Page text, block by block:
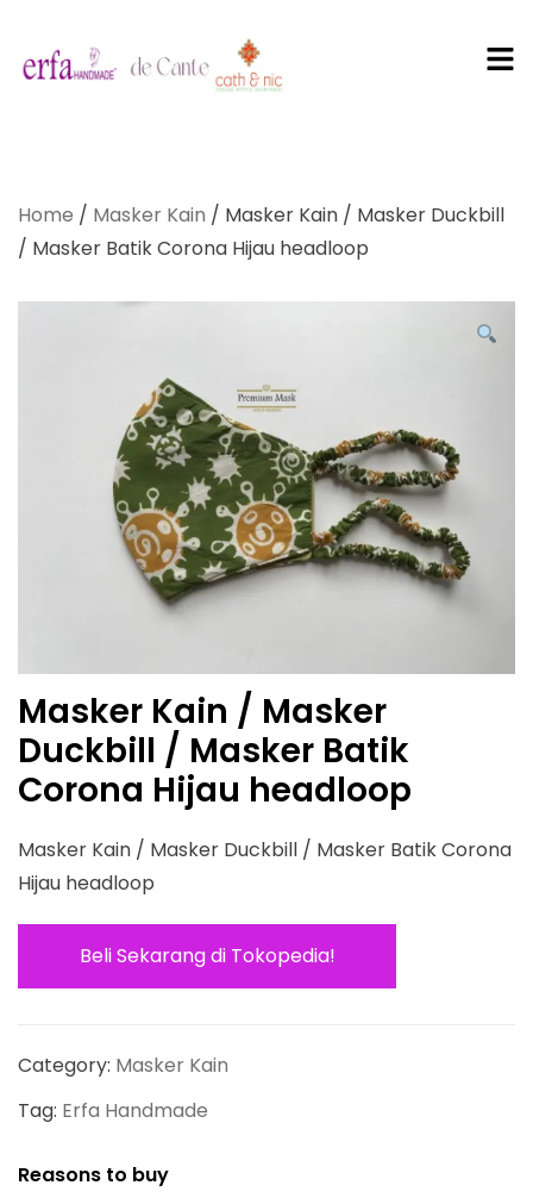
Mandiri
Home / Masker Kain / Masker Kain / Masker Duckbill
/ Masker Batik Corona Hijau headloop
Masker Kain / Masker
Duckbill / Masker Batik
Corona Hijau headloop
Masker Kain / Masker Duckbill / Masker Batik Corona
Hijau headloop
Beli Sekarang di Tokopedia!
Category: Masker Kain
Tag: Erfa Handmade
Reasons to buy